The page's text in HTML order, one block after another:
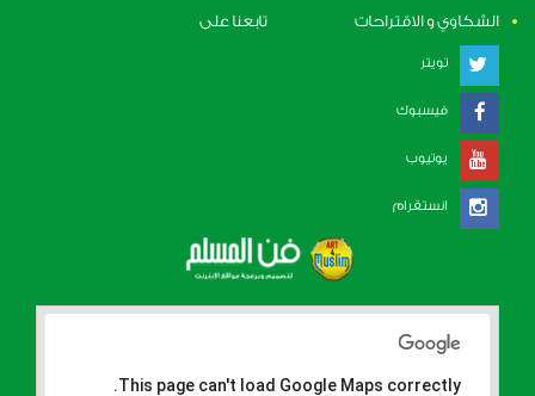
الشكاوي و الاقتراحات
تابعنا على
تويتر
فيسبوك
يوتيوب
انستقرام
This page can't load Google Maps correctly.